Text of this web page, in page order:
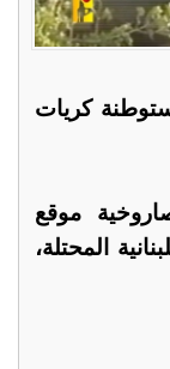
كريات
موقع
المحتلة،